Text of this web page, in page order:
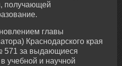
получающей
главы
Краснодарского края
571 за выдающиеся
учебной и научной